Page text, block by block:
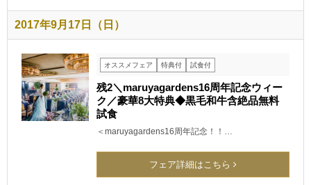
2017年9月17日（日）
オススメフェア 特典付 試食付
残2＼maruyagardens16周年記念ウィー
ク／豪華8大特典◆黒毛和牛含絶品無料
試食
＜maruyagardens16周年記念！！…
フェア詳細はこちら